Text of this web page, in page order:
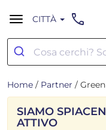
CITTÀ call
Home / Partner /
SIAMO
ATTIVO